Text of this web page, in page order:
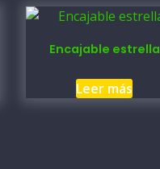
Encajable estrella
Leer más